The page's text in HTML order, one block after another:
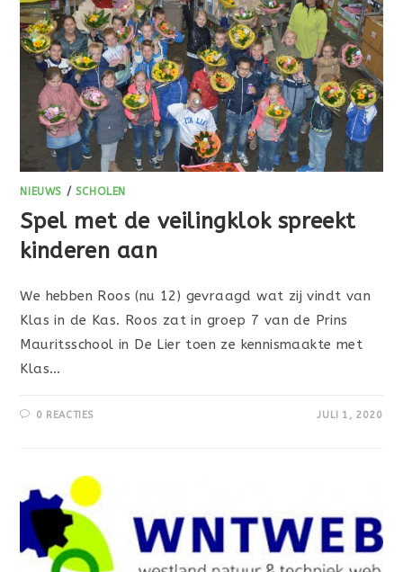
NIEUWS / SCHOLEN
Spel met de veilingklok spreekt
kinderen aan
We hebben Roos (nu 12) gevraagd wat zij vindt van
Klas in de Kas. Roos zat in groep 7 van de Prins
Mauritsschool in De Lier toen ze kennismaakte met
Klas…
0 REACTIES JULI 1, 2020